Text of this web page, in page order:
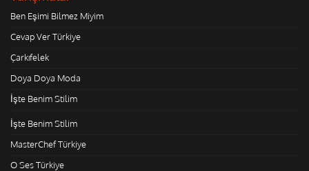
Ben Eşimi Bilmez Miyim
Cevap Ver Türkiye
Çarkıfelek
Doya Doya Moda
İşte Benim Stilim
İşte Benim Stilim
MasterChef Türkiye
O Ses Türkiye